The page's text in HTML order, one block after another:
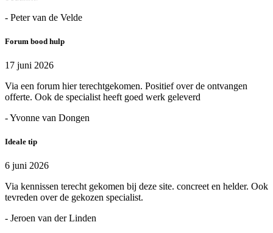
- Peter van de Velde
Forum bood hulp
17 juni 2026
Via een forum hier terechtgekomen. Positief over de ontvangen
offerte. Ook de specialist heeft goed werk geleverd
- Yvonne van Dongen
Ideale tip
6 juni 2026
Via kennissen terecht gekomen bij deze site. concreet en helder. Ook
tevreden over de gekozen specialist.
- Jeroen van der Linden